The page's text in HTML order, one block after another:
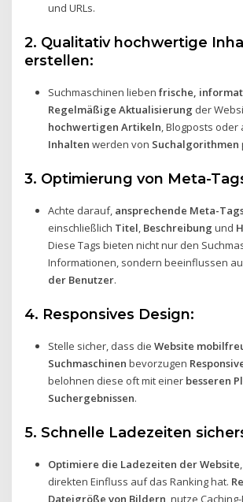
und URLs.
2. Qualitativ hochwertige
erstellen:
Suchmaschinen lieben frische,
Regelmäßige Aktualisierung der
hochwertigen Artikeln, Blogposts oder
Inhalten werden von Suchalgorithmen
3. Optimierung von Meta-
Achte darauf, ansprechende Meta-
einschließlich Titel, Beschreibung und
Diese Tags bieten nicht nur den
Informationen, sondern beeinflussen
der Benutzer.
4. Responsives Design:
Stelle sicher, dass die Website
Suchmaschinen bevorzugen
belohnen diese oft mit einer besseren
Suchergebnissen.
5. Schnelle Ladezeiten
Optimiere die Ladezeiten der Website
direkten Einfluss auf das Ranking hat.
Dateigröße von Bildern, nutze